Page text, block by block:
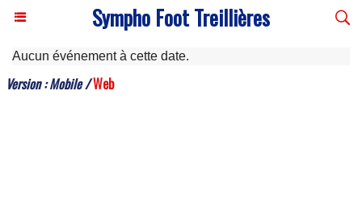
Sympho Foot Treillières
Aucun événement à cette date.
Version :Mobile/Web